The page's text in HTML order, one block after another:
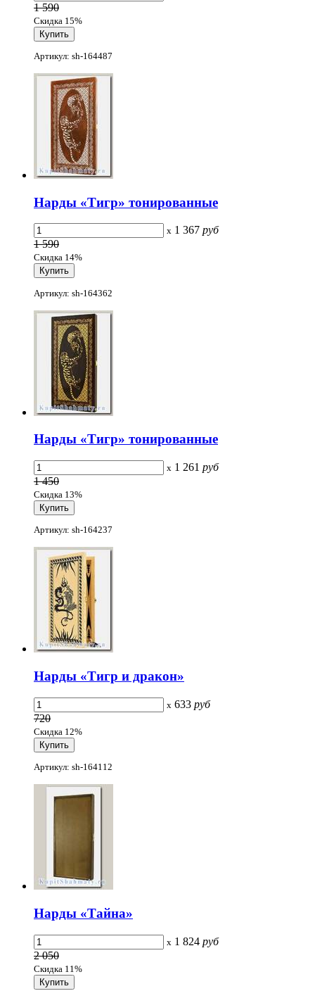
1 590
Скидка 15%
Артикул: sh-164487
Нарды «Тигр» тонированные
x 1 367 руб
1 590
Скидка 14%
Артикул: sh-164362
Нарды «Тигр» тонированные
x 1 261 руб
1 450
Скидка 13%
Артикул: sh-164237
Нарды «Тигр и дракон»
x 633 руб
720
Скидка 12%
Артикул: sh-164112
Нарды «Тайна»
x 1 824 руб
2 050
Скидка 11%